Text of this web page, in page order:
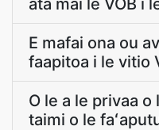
ata mai le VOB i
E mafai ona ou
faapitoa i le vitio
O le a le privaa o
taimi o le